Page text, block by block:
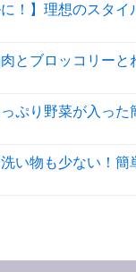
！】理想のスタイ
とブロッコリーと
ぷり野菜が入った
い物も少ない！簡